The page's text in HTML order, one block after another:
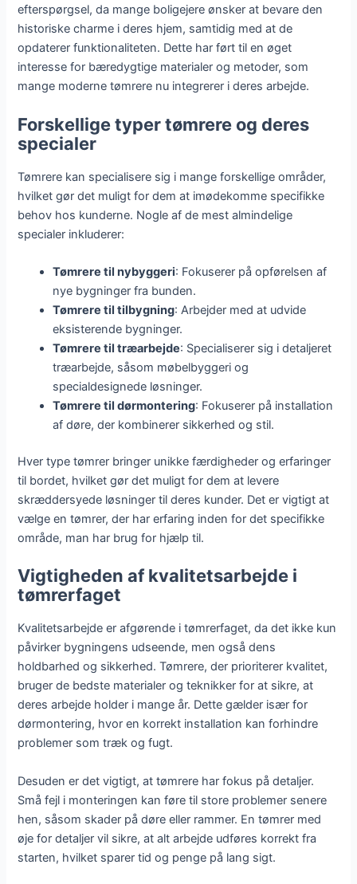
efterspørgsel, da mange boligejere ønsker at bevare den
historiske charme i deres hjem, samtidig med at de
opdaterer funktionaliteten. Dette har ført til en øget
interesse for bæredygtige materialer og metoder, som
mange moderne tømrere nu integrerer i deres arbejde.
Forskellige typer tømrere og deres
specialer
Tømrere kan specialisere sig i mange forskellige områder,
hvilket gør det muligt for dem at imødekomme specifikke
behov hos kunderne. Nogle af de mest almindelige
specialer inkluderer:
Tømrere til nybyggeri: Fokuserer på opførelsen af
nye bygninger fra bunden.
Tømrere til tilbygning: Arbejder med at udvide
eksisterende bygninger.
Tømrere til træarbejde: Specialiserer sig i detaljeret
træarbejde, såsom møbelbyggeri og
specialdesignede løsninger.
Tømrere til dørmontering: Fokuserer på installation
af døre, der kombinerer sikkerhed og stil.
Hver type tømrer bringer unikke færdigheder og erfaringer
til bordet, hvilket gør det muligt for dem at levere
skræddersyede løsninger til deres kunder. Det er vigtigt at
vælge en tømrer, der har erfaring inden for det specifikke
område, man har brug for hjælp til.
Vigtigheden af kvalitetsarbejde i
tømrerfaget
Kvalitetsarbejde er afgørende i tømrerfaget, da det ikke kun
påvirker bygningens udseende, men også dens
holdbarhed og sikkerhed. Tømrere, der prioriterer kvalitet,
bruger de bedste materialer og teknikker for at sikre, at
deres arbejde holder i mange år. Dette gælder især for
dørmontering, hvor en korrekt installation kan forhindre
problemer som træk og fugt.
Desuden er det vigtigt, at tømrere har fokus på detaljer.
Små fejl i monteringen kan føre til store problemer senere
hen, såsom skader på døre eller rammer. En tømrer med
øje for detaljer vil sikre, at alt arbejde udføres korrekt fra
starten, hvilket sparer tid og penge på lang sigt.